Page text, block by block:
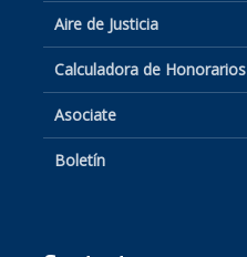
Aire de Justicia
Calculadora de Honorarios
Asociate
Boletín